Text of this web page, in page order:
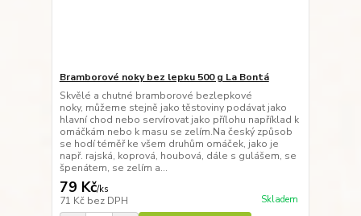
Bramborové noky bez lepku 500 g La Bontá
Skvělé a chutné bramborové bezlepkové
noky, můžeme stejně jako těstoviny podávat jako
hlavní chod nebo servírovat jako přílohu například k
omáčkám nebo k masu se zelím.Na český způsob
se hodí téměř ke všem druhům omáček, jako je
např. rajská, koprová, houbová, dále s gulášem, se
špenátem, se zelím a...
79 Kč/ks
71 Kč bez DPH Skladem